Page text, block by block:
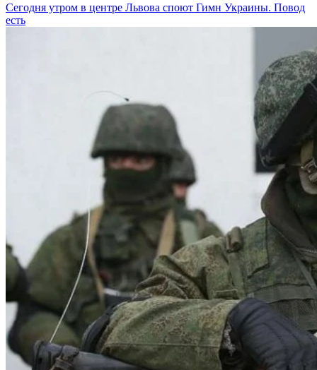
Сегодня утром в центре Львова споют Гимн Украины. Повод
есть